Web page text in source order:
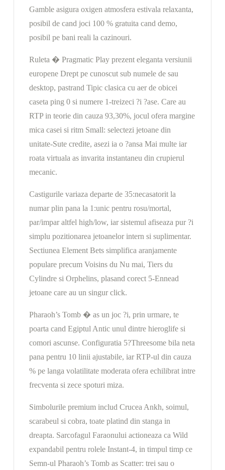
Gamble asigura oxigen atmosfera estivala relaxanta,
posibil de cand joci 100 % gratuita cand demo,
posibil pe bani reali la cazinouri.
Ruleta � Pragmatic Play prezent eleganta versiunii
europene Drept pe cunoscut sub numele de sau
desktop, pastrand Tipic clasica cu aer de obicei
caseta ping 0 si numere 1-treizeci ?i ?ase. Care au
RTP in teorie din cauza 93,30%, jocul ofera margine
mica casei si ritm Small: selectezi jetoane din
unitate-Sute credite, asezi ia o ?ansa Mai multe iar
roata virtuala as invarita instantaneu din crupierul
mecanic.
Castigurile variaza departe de 35:necasatorit la
numar plin pana la 1:unic pentru rosu/mortal,
par/impar altfel high/low, iar sistemul afiseaza pur ?i
simplu pozitionarea jetoanelor intern si suplimentar.
Sectiunea Element Bets simplifica aranjamente
populare precum Voisins du Nu mai, Tiers du
Cylindre si Orphelins, plasand corect 5-Ennead
jetoane care au un singur click.
Pharaoh’s Tomb � as un joc ?i, prin urmare, te
poarta cand Egiptul Antic unul dintre hieroglife si
comori ascunse. Configuratia 5?Threesome bila neta
pana pentru 10 linii ajustabile, iar RTP-ul din cauza
% pe langa volatilitate moderata ofera echilibrat intre
frecventa si zece spoturi miza.
Simbolurile premium includ Crucea Ankh, soimul,
scarabeul si cobra, toate platind din stanga in
dreapta. Sarcofagul Faraonului actioneaza ca Wild
expandabil pentru rolele Instant-4, in timpul timp ce
Semn-ul Pharaoh’s Tomb as Scatter: trei sau o